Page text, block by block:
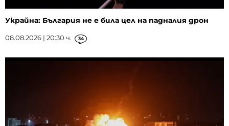
Украйна: България не е била цел на падналия дрон
08.08.2026 | 20:30 ч. 34